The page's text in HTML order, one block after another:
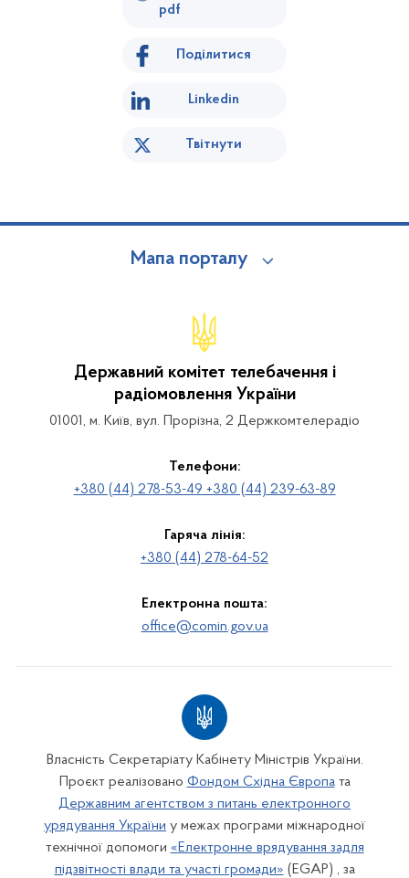
pdf
Поділитися
Linkedin
Твітнути
Мапа порталу
Державний комітет телебачення і
радіомовлення України
01001, м. Київ, вул. Прорізна, 2 Держкомтелерадіо
Телефони:
+380 (44) 278-53-49 +380 (44) 239-63-89
Гаряча лінія:
+380 (44) 278-64-52
Електронна пошта:
office@comin.gov.ua
Власність Секретаріату Кабінету Міністрів України.
Проєкт реалізовано Фондом Східна Європата
Державним агентством з питань електронного
урядування України у межах програми міжнародної
технічної допомоги «Електронне врядування задля
підзвітності влади та участі громади» (EGAP) , за